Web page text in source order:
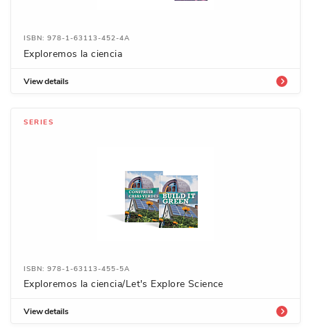
ISBN: 978-1-63113-452-4A
Exploremos la ciencia
View details
SERIES
ISBN: 978-1-63113-455-5A
Exploremos la ciencia/Let's Explore Science
View details